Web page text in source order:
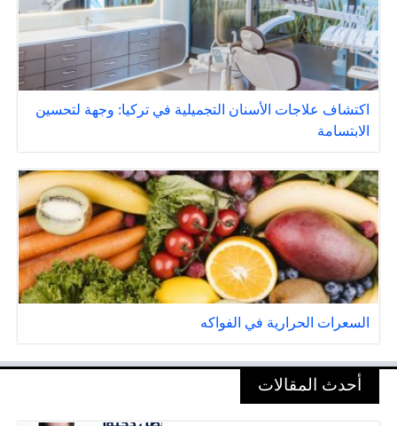
اكتشاف علاجات الأسنان التجميلية في تركيا: وجهة لتحسين
الابتسامة
السعرات الحرارية في الفواكه
أحدث المقالات